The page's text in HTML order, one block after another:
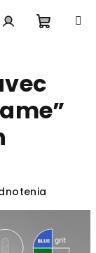
košík